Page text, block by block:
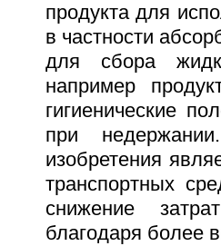
продукта для
в частности
для сбора
например
гигиенические
при
изобретения
транспортных
снижение
благодаря более